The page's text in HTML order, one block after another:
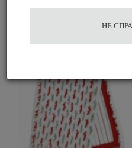
Отзывы на
НЕ